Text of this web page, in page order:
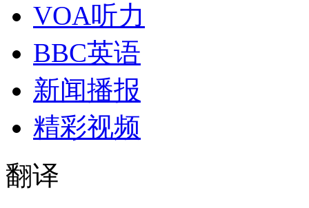
VOA听力
BBC英语
新闻播报
精彩视频
翻译